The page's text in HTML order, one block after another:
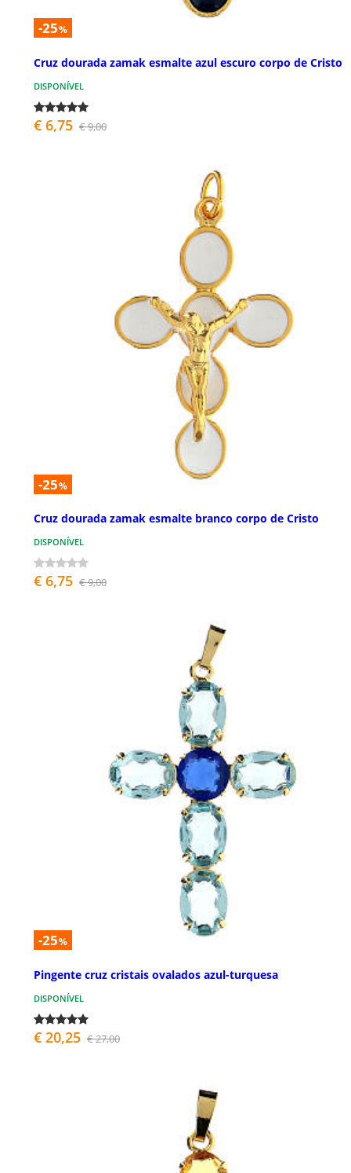
-25%
Cruz dourada zamak esmalte azul escuro corpo de Cristo
DISPONÍVEL
€ 6,75 € 9,00
-25%
Cruz dourada zamak esmalte branco corpo de Cristo
DISPONÍVEL
€ 6,75 € 9,00
-25%
Pingente cruz cristais ovalados azul-turquesa
DISPONÍVEL
€ 20,25 € 27,00